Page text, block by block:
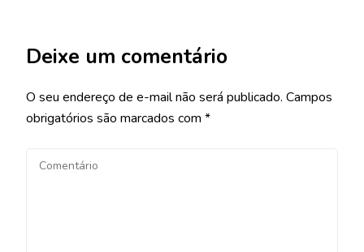
Deixe um comentário
O seu endereço de e-mail não será publicado. Campos
obrigatórios são marcados com *